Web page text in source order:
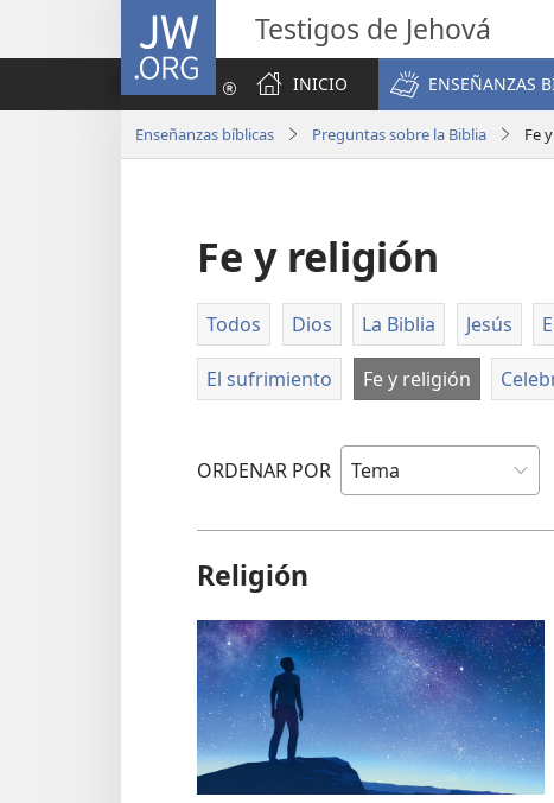
JW.ORG Testigos de Jehová
INICIO
ENSEÑANZAS
Enseñanzas bíblicas Preguntas sobre la Biblia Fe
Fe y religión
Todos Dios La Biblia Jesús
El sufrimiento Fe y religión
ORDENAR POR
Religión